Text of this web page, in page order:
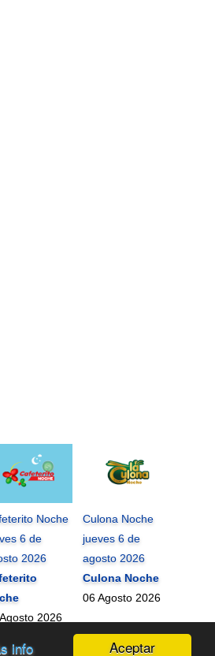
Aceptar
info
Noche
6 de
2026
2026
Culona Noche
jueves 6 de
agosto 2026
Culona Noche
06 Agosto 2026